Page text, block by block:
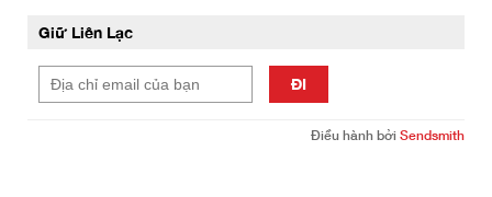
Giữ Liên Lạc
ĐI
Điều hành bởi Sendsmith